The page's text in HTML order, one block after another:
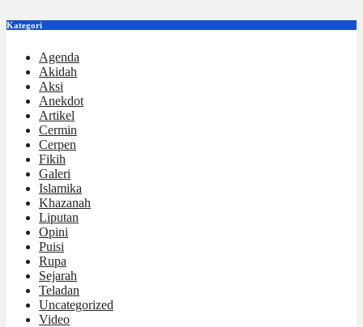
Kategori
Agenda
Akidah
Aksi
Anekdot
Artikel
Cermin
Cerpen
Fikih
Galeri
Islamika
Khazanah
Liputan
Opini
Puisi
Rupa
Sejarah
Teladan
Uncategorized
Video